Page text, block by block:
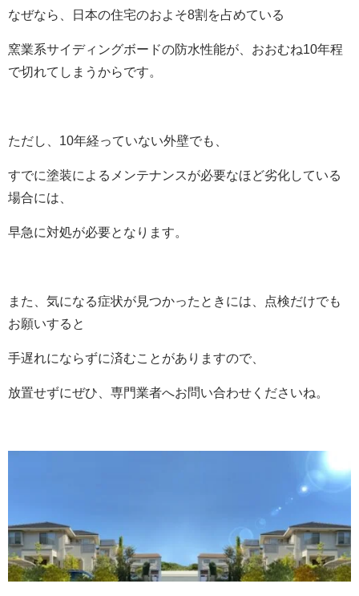
なぜなら、日本の住宅のおよそ8割を占めている
窯業系サイディングボードの防水性能が、おおむね10年程
で切れてしまうからです。
ただし、10年経っていない外壁でも、
すでに塗装によるメンテナンスが必要なほど劣化している
場合には、
早急に対処が必要となります。
また、気になる症状が見つかったときには、点検だけでも
お願いすると
手遅れにならずに済むことがありますので、
放置せずにぜひ、専門業者へお問い合わせくださいね。